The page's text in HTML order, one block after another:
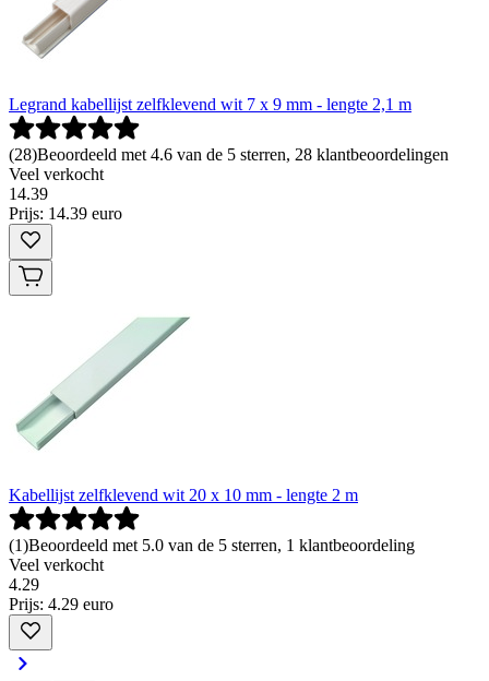
Legrand kabellijst zelfklevend wit 7 x 9 mm - lengte 2,1 m
(28)Beoordeeld met 4.6 van de 5 sterren, 28 klantbeoordelingen
Veel verkocht
14.39
Prijs: 14.39 euro
Kabellijst zelfklevend wit 20 x 10 mm - lengte 2 m
(1)Beoordeeld met 5.0 van de 5 sterren, 1 klantbeoordeling
Veel verkocht
4.29
Prijs: 4.29 euro